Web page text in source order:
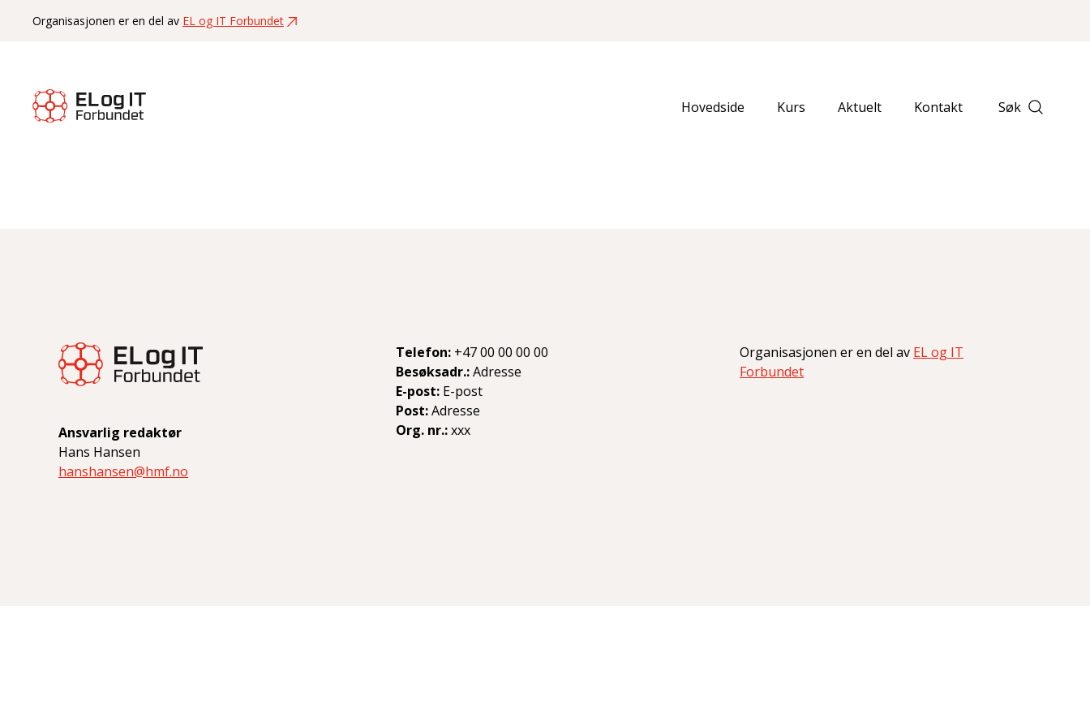
Organisasjonen er en del av EL og IT Forbundet
Hovedside Kurs Aktuelt Kontakt Søk
Ansvarlig redaktør
Hans Hansen
hanshansen@hmf.no
Telefon:+47 00 00 00 00
Besøksadr.:Adresse
E-post:E-post
Post:Adresse
Org. nr.:xxx
Organisasjonen er en del av EL og IT
Forbundet